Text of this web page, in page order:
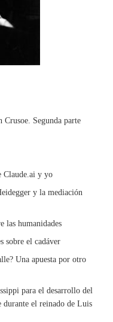
Segunda parte
Claude.ai y yo
y la mediación
las humanidades
sobre el cadáver
Una apuesta por otro
para el desarrollo del
el reinado de Luis